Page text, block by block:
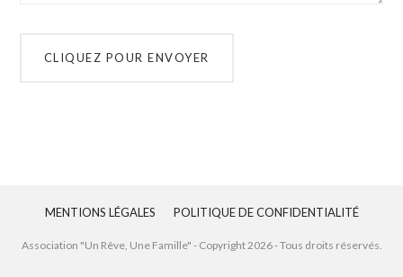
MENTIONS LÉGALES POLITIQUE DE CONFIDENTIALITÉ
Association "Un Rêve, Une Famille" - Copyright 2026- Tous droits réservés.